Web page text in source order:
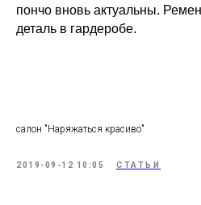
пончо вновь актуальны.
деталь в гардеробе.
салон "Наряжаться красиво"
2019-09-12 10:05 СТАТЬИ